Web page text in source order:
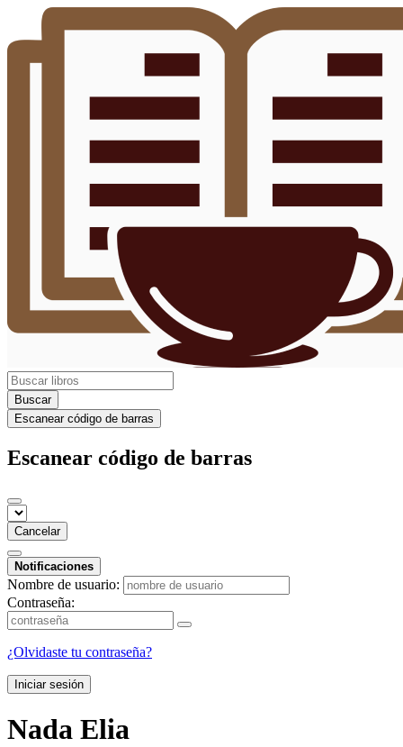
Buscar
Escanear código de barras
Escanear código de barras
Cancelar
Notificaciones
Nombre de usuario:
Contraseña:
¿Olvidaste tu contraseña?
Iniciar sesión
Nada Elia